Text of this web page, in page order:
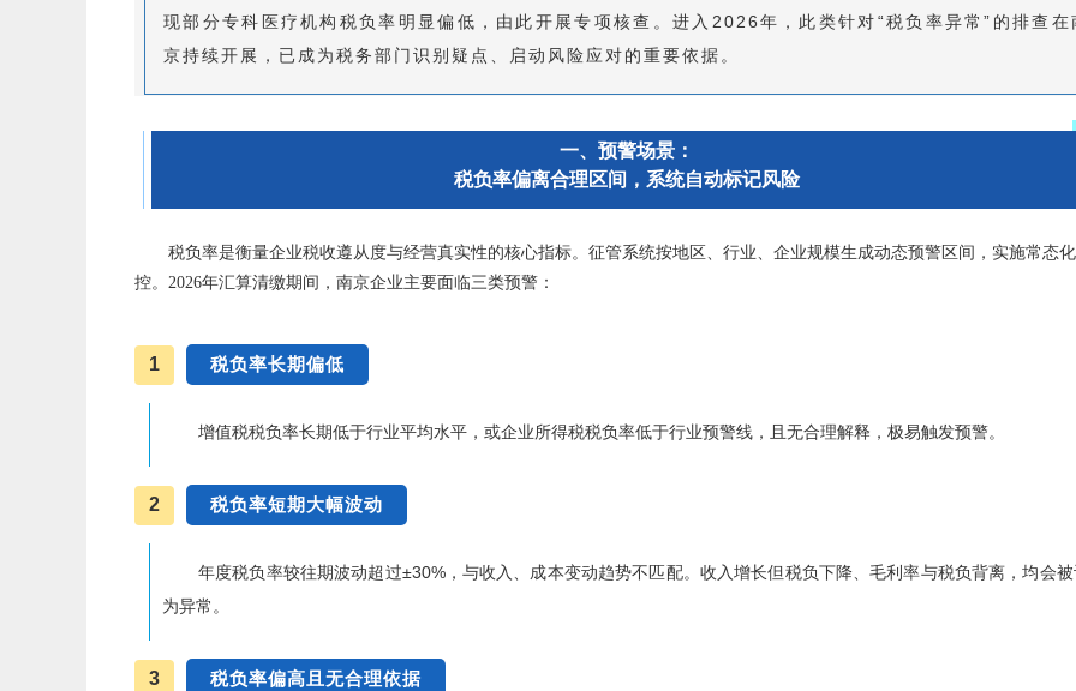
现部分专科医疗机构税负率明显偏低，由此开展专项核查。进入2026年，此类针对“税负率异常”的排查在
京持续开展，已成为税务部门识别疑点、启动风险应对的重要依据。
一、预警场景：
税负率偏离合理区间，系统自动标记风险
税负率是衡量企业税收遵从度与经营真实性的核心指标。征管系统按地区、行业、企业规模生成动态预警区间，实施常态
控。2026年汇算清缴期间，南京企业主要面临三类预警：
1 税负率长期偏低
增值税税负率长期低于行业平均水平，或企业所得税税负率低于行业预警线，且无合理解释，极易触发预警。
2 税负率短期大幅波动
年度税负率较往期波动超过±30%，与收入、成本变动趋势不匹配。收入增长但税负下降、毛利率与税负背离，均会
为异常。
3 税负率偏高且无合理依据